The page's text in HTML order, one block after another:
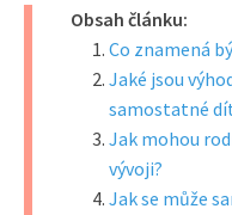
Obsah článku:
Co znamená
Jaké jsou
samostatné
Jak mohou
vývoji?
Jak se může